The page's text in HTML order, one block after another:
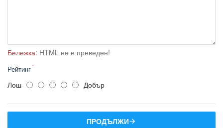
Бележка: HTML не е преведен!
Рейтинг
Лош Добър
ПРОДЪЛЖИ